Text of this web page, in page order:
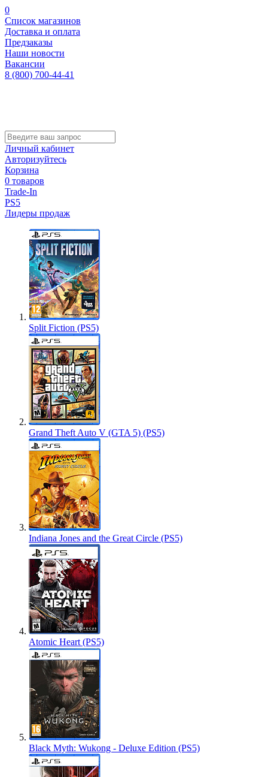
0
Список магазинов
Доставка и оплата
Предзаказы
Наши новости
Вакансии
8 (800) 700-44-41
Личный кабинет
Авторизуйтесь
Корзина
0 товаров
Trade-In
PS5
Лидеры продаж
Split Fiction (PS5)
Grand Theft Auto V (GTA 5) (PS5)
Indiana Jones and the Great Circle (PS5)
Atomic Heart (PS5)
Black Myth: Wukong - Deluxe Edition (PS5)